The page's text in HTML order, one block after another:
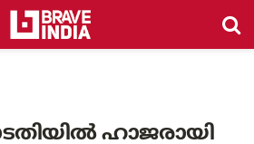
ഹാജരായി